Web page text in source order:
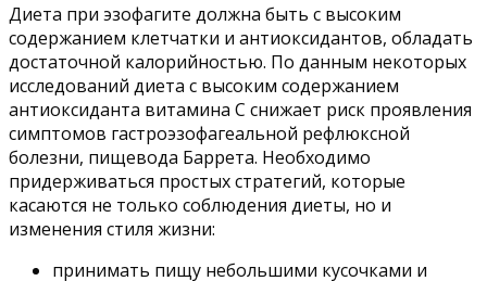
Диета при эзофагите должна быть с высоким
содержанием клетчатки и антиоксидантов, обладать
достаточной калорийностью. По данным некоторых
исследований диета с высоким содержанием
антиоксиданта витамина С снижает риск проявления
симптомов гастроэзофагеальной рефлюксной
болезни, пищевода Баррета. Необходимо
придерживаться простых стратегий, которые
касаются не только соблюдения диеты, но и
изменения стиля жизни:
принимать пищу небольшими кусочками и